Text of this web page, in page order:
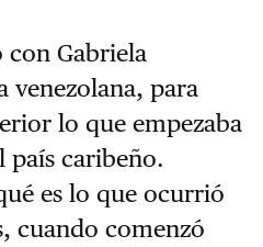
con Gabriela
venezolana, para
lo que empezaba
caribeño.
es lo que ocurrió
cuando comenzó